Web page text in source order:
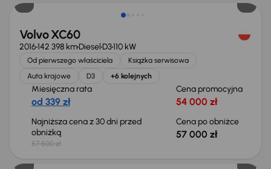
Volvo XC60
2016142 398 kmDiesel D3110 kW
Od pierwszego właściciela
Książka serwisowa
Auta krajowe
D3 +6 kolejnych
Miesięczna rata
od 339 zł
Cena promocyjna
54 000 zł
Najniższa cena z 30 dni przed
obniżką
57 500 zł
Cena po obniżce
57 000 zł
Taniej o 1 000 zł